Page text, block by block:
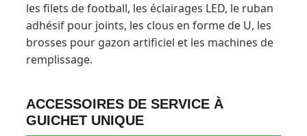
les filets de football, les éclairages LED, le ruban
adhésif pour joints, les clous en forme de U, les
brosses pour gazon artificiel et les machines de
remplissage.
ACCESSOIRES DE SERVICE À
GUICHET UNIQUE